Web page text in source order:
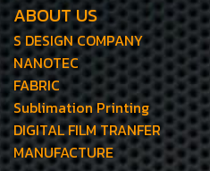
ABOUT US
S DESIGN COMPANY
NANOTEC
FABRIC
Sublimation Printing
DIGITAL FILM TRANFER
MANUFACTURE